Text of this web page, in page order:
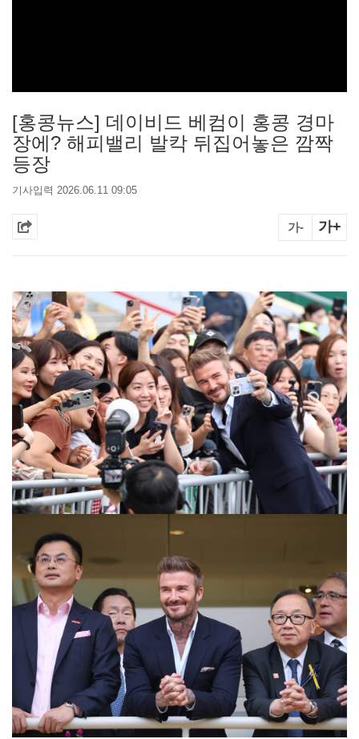
[홍콩뉴스] 데이비드 베컴이 홍콩 경마
장에? 해피밸리 발칵 뒤집어놓은 깜짝
등장
기사입력 2026.06.11 09:05
가- 가+